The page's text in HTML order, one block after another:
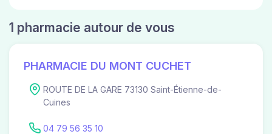
1 pharmacie autour de vous
PHARMACIE DU MONT CUCHET
ROUTE DE LA GARE 73130 Saint-Étienne-de-
Cuines
04 79 56 35 10